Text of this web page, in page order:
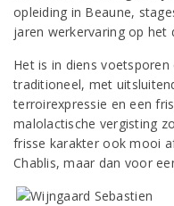
opleiding in Beaune,
jaren werkervaring op het
Het is in diens
traditioneel, met
terroirexpressie en een
malolactische vergisting
frisse karakter ook mooi
Chablis, maar dan voor